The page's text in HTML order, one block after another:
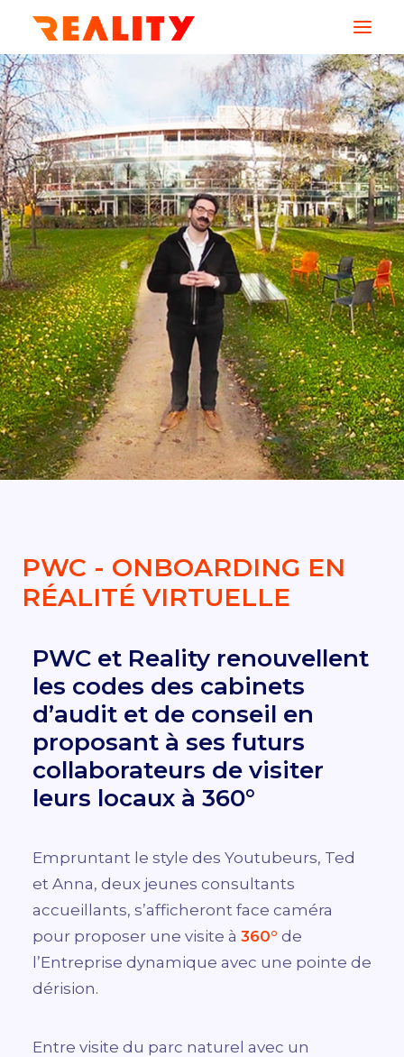
AGENCE
SERVICES
MÉTIERS
CREATIONS
RESSOURCES
CONTACT
DEMANDER UN DEVIS
PWC - ONBOARDING EN
RÉALITÉ VIRTUELLE
PWC et Reality renouvellent
les codes des cabinets
d’audit et de conseil en
proposant à ses futurs
collaborateurs de visiter
leurs locaux à 360°
Empruntant le style des Youtubeurs, Ted
et Anna, deux jeunes consultants
accueillants, s’afficheront face caméra
pour proposer une visite à 360° de
l’Entreprise dynamique avec une pointe de
dérision.
Entre visite du parc naturel avec un